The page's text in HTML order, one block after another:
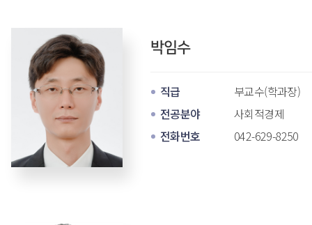
박임수
직급
부교수(학과장)
전공분야
사회적경제
전화번호
042-629-8250